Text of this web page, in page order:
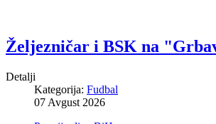
Željezničar i BSK na
Detalji
Kategorija: Fudbal
07 Avgust 2026